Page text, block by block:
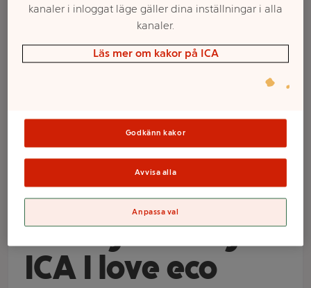
Bryggkaffe
Mellanrost
Ekologisk 450g
ICA I love eco
Välj butik och handla
kanaler i inloggat läge gäller dina inställningar i alla
kanaler.
Läs mer om kakor på ICA
Godkänn kakor
Avvisa alla
Anpassa val